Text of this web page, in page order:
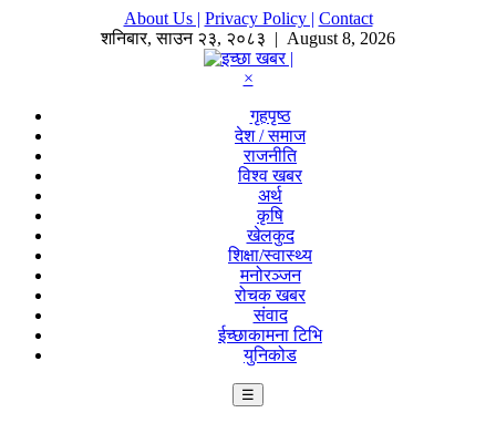
About Us | Privacy Policy | Contact
शनिबार,साउन २३, २०८३ | August 8, 2026
×
गृहपृष्ठ
देश / समाज
राजनीति
विश्व खबर
अर्थ
कृषि
खेलकुद
शिक्षा/स्वास्थ्य
मनोरञ्जन
रोचक खबर
संवाद
ईच्छाकामना टिभि
युनिकोड
☰